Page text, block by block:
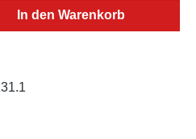
den gewünschten
In den Warenkorb